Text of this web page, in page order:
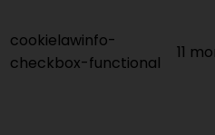
cookielawinfo-
checkbox-functional
11